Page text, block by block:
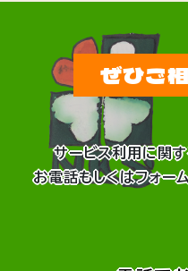
ぜひご
サービス利用に関
お電話もしくはフォー